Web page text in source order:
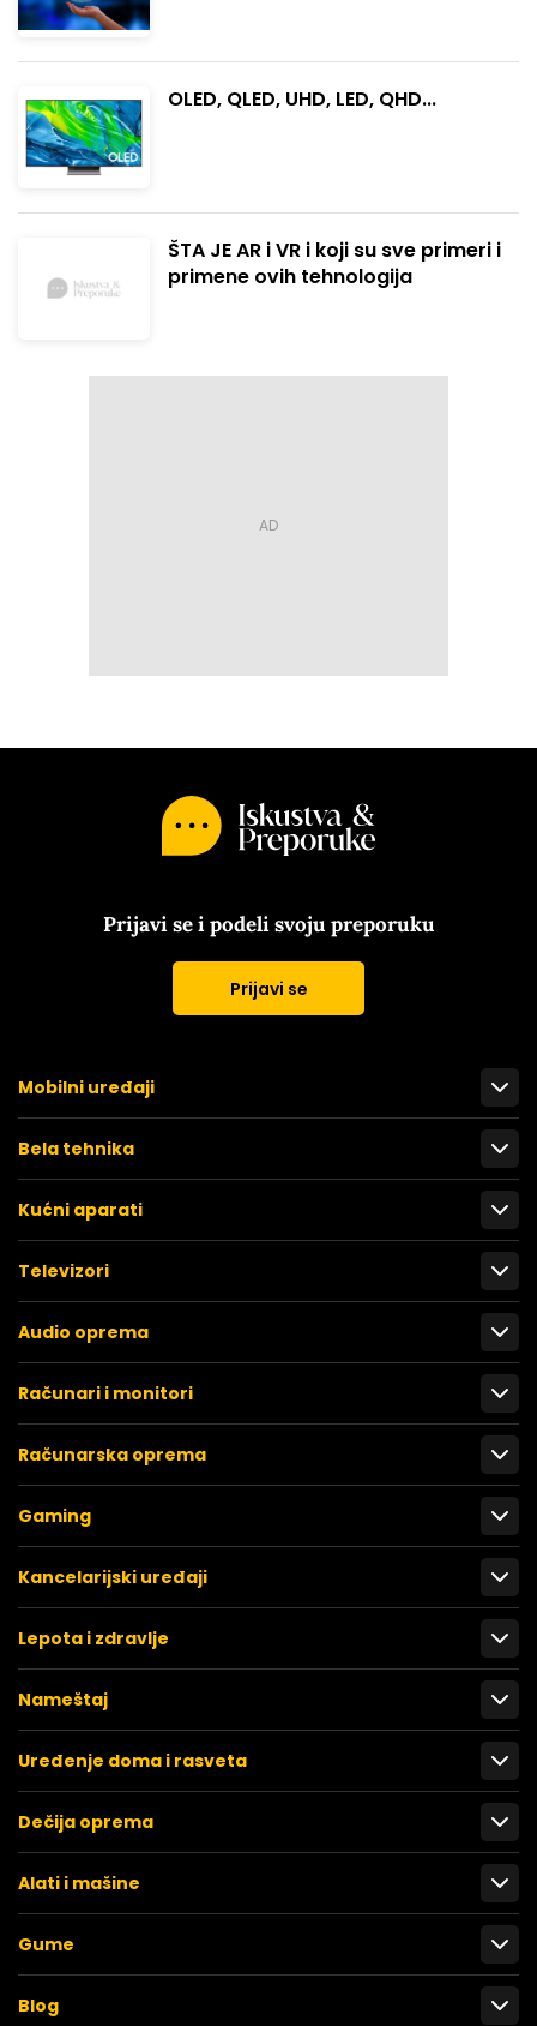
OLED, QLED, UHD, LED, QHD...
ŠTA JE AR i VR i koji su sve primeri i
primene ovih tehnologija
Prijavi se i podeli svoju preporuku
Prijavi se
Mobilni uređaji
Bela tehnika
Kućni aparati
Televizori
Audio oprema
Računari i monitori
Računarska oprema
Gaming
Kancelarijski uređaji
Lepota i zdravlje
Nameštaj
Uređenje doma i rasveta
Dečija oprema
Alati i mašine
Gume
Blog